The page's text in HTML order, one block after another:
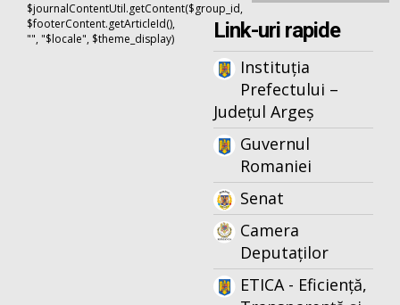
$journalContentUtil.getContent($group_id,
$footerContent.getArticleId(),
"", "$locale", $theme_display)
Link-uri rapide
Instituția
Prefectului –
Județul Argeș
Guvernul
Romaniei
Senat
Camera
Deputaților
ETICA - Eficiență,